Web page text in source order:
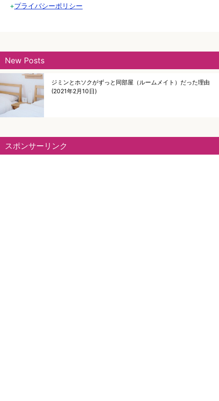
+プライバシーポリシー
New Posts
ジミンとホソクがずっと同部屋（ルームメイト）だった理由
2021年2月10日
スポンサーリンク